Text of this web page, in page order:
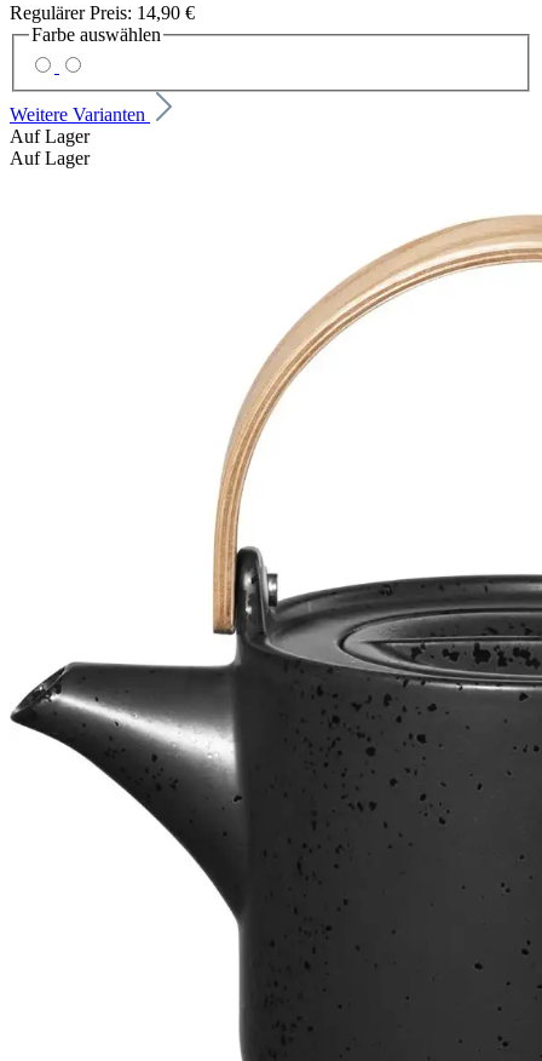
Regulärer Preis: 14,90 €
Farbe auswählen
Weitere Varianten
Auf Lager
Auf Lager